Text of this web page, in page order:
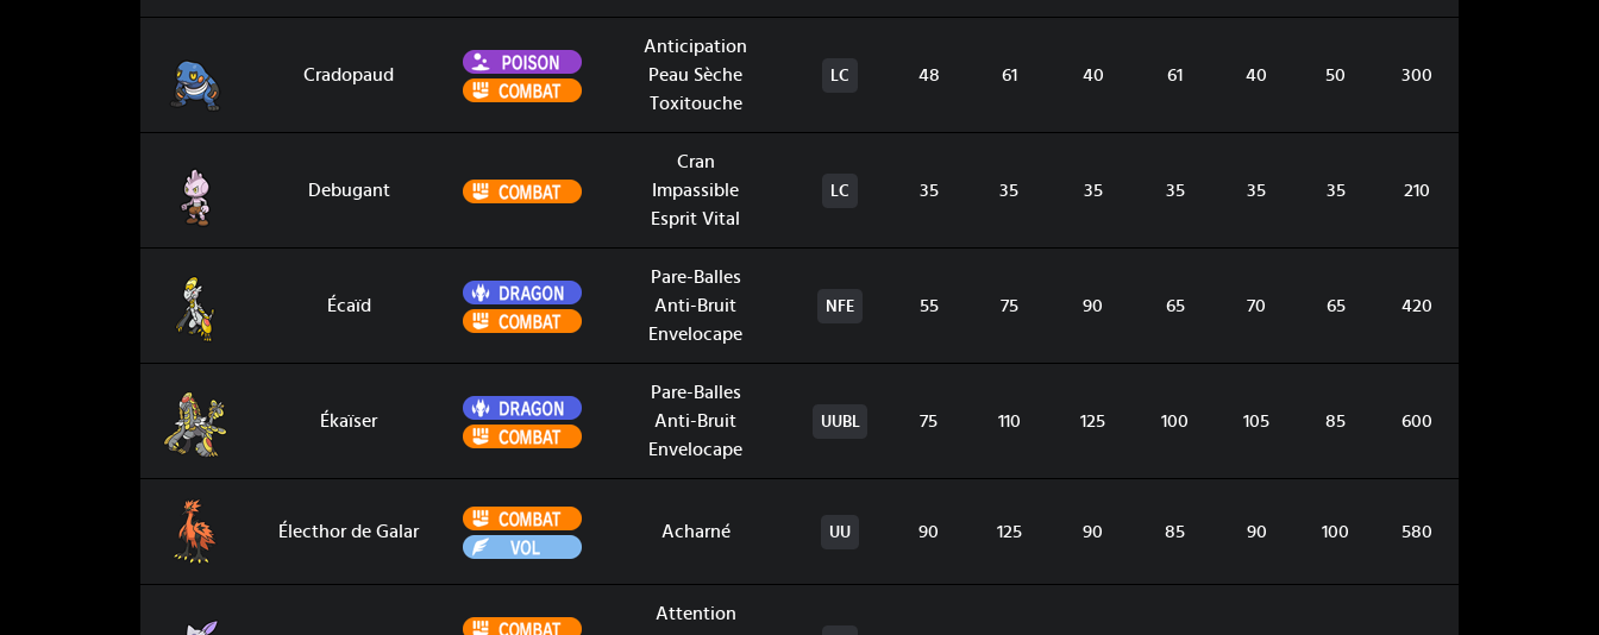
Cradopaud
Poison
Combat
Anticipation
Peau Sèche
Toxitouche
LC 48 61 40 61 40 50 300
Debugant
Combat
Cran
Impassible
Esprit Vital
LC 35 35 35 35 35 35 210
Écaïd
Dragon
Combat
Pare-Balles
Anti-Bruit
Envelocape
NFE 55 75 90 65 70 65 420
Ékaïser
Dragon
Combat
Pare-Balles
Anti-Bruit
Envelocape
UUBL 75 110 125 100 105 85 600
Électhor de Galar
Combat
Vol
Acharné UU 90 125 90 85 90 100 580
Combat
Attention